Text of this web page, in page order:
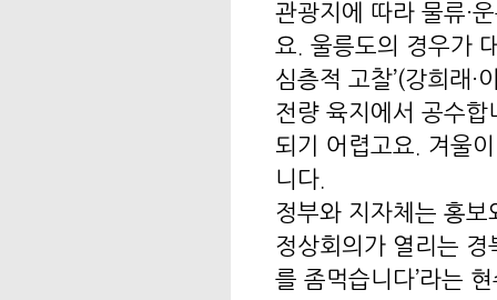
관광지에 따라 물류·
요. 울릉도의 경우가
심층적 고찰’(강희래
전량 육지에서 공수
되기 어렵고요. 겨울
니다.
정부와 지자체는 홍보
정상회의가 열리는 경
를 좀먹습니다’라는